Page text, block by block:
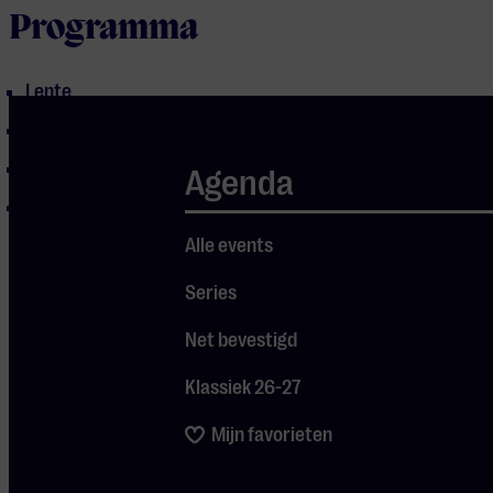
Agenda
Alle events
Series
Net bevestigd
Klassiek 26-27
Mijn favorieten
Programma
Lente